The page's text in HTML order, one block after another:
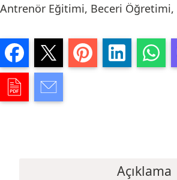
Antrenör Eğitimi, Beceri Öğretimi,
Açıklama